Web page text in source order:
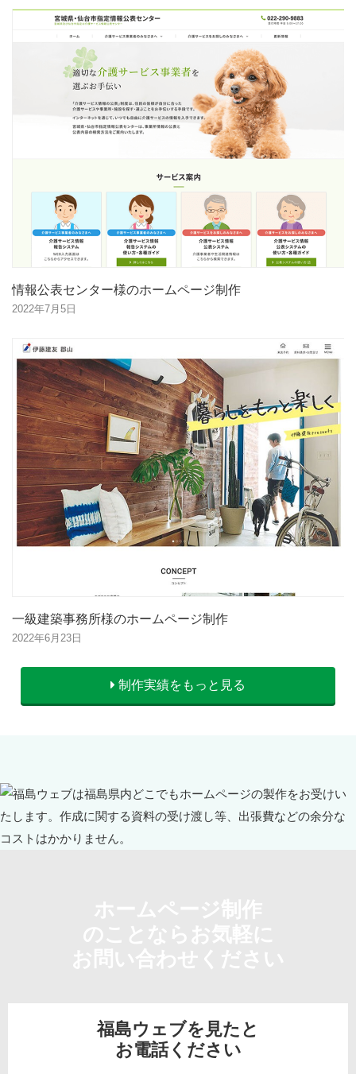
情報公表センター様のホームページ制作
2022年7月5日
一級建築事務所様のホームページ制作
2022年6月23日
制作実績をもっと見る
福島ウェブを見たと
お電話ください